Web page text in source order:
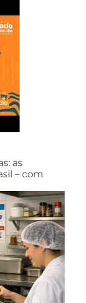
as
– com